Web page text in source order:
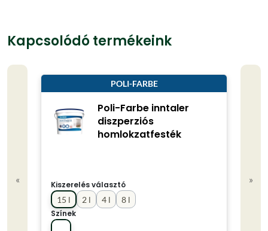
Kapcsolódó termékeink
«
POLI-FARBE
Poli-Farbe inntaler
diszperziós
homlokzatfesték
Kiszerelés választó
2 l
4 l 8 l
15 l
Színek
»